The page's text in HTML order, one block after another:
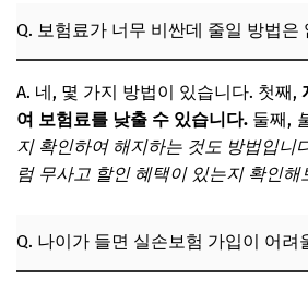
Q. 보험료가 너무 비싼데 줄일 방법은
A. 네, 몇 가지 방법이 있습니다. 첫째,
여 보험료를 낮출 수 있습니다. 둘째,
지 확인하여 해지하는 것도 방법입니
럼 무사고 할인 혜택이 있는지 확인해
Q. 나이가 들면 실손보험 가입이 어려